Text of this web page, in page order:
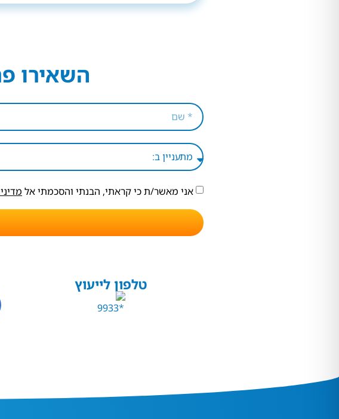
השאירו
אני מאשר/ת כי קראתי, הבנתי והסכמתי אל
טלפון לייעוץ